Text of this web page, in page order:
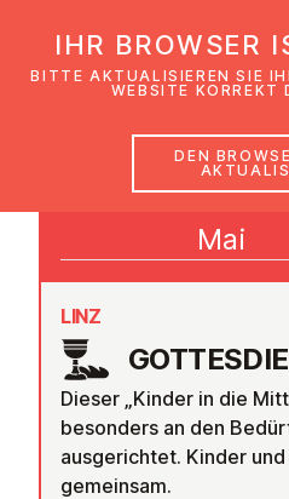
LINZ
Dieser „Kinder in die
besonders an den
ausgerichtet. Kinder
gemeinsam.
25
Mai
IHR BROWSER
BITTE AKTUALISIEREN SIE
WEBSITE KORREKT
DEN